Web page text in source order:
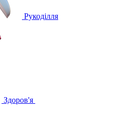
Рукоділля
Здоров'я